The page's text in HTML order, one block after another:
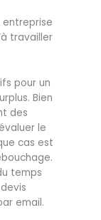
entreprise
travailler
pour un
Bien
des
le
cas est
temps
email.